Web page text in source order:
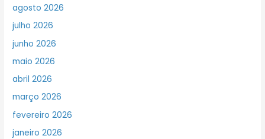
agosto 2026
julho 2026
junho 2026
maio 2026
abril 2026
março 2026
fevereiro 2026
janeiro 2026